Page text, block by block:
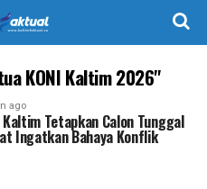
KONI Kaltim 2026"
ago
Tetapkan Calon Tunggal
Ingatkan Bahaya Konflik